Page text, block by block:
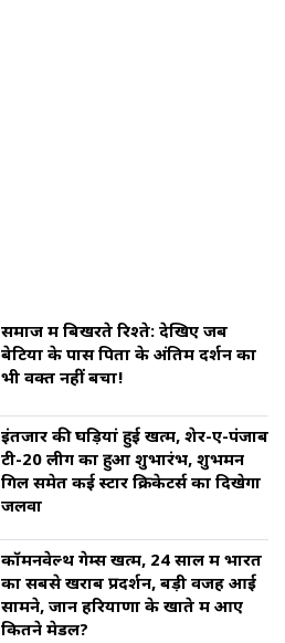
समाज में बिखरते रिश्ते: देखिए जब
बेटियों के पास पिता के अंतिम दर्शन का
भी वक्त नहीं बचा!
इंतजार की घड़ियां हुई खत्म, शेर-ए-पंजाब
टी-20 लीग का हुआ शुभारंभ, शुभमन
गिल समेत कई स्टार क्रिकेटर्स का दिखेगा
जलवा
कॉमनवेल्थ गेम्स खत्म, 24 साल में भारत
का सबसे खराब प्रदर्शन, बड़ी वजह आई
सामने, जानें हरियाणा के खाते में आए
कितने मेडल?